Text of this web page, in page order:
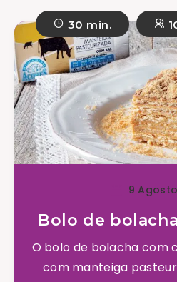
30 min.
9
Bolo de
O bolo de bolacha com
com manteiga